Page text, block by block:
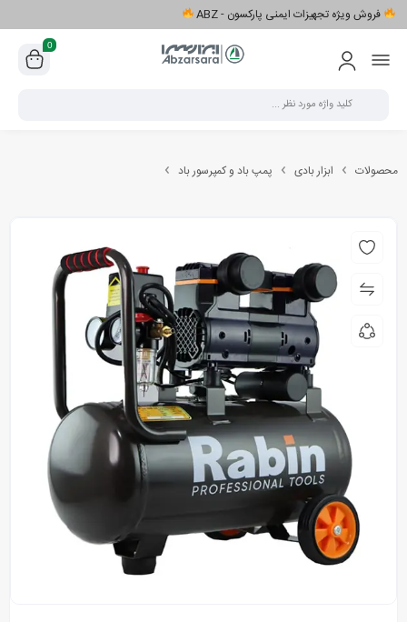
فروش ویژه تجهیزات ایمنی پارکسون - ABZ
0
محصولات ابزار بادی پمپ باد و کمپرسور باد